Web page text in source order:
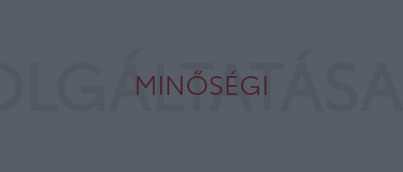
MINŐSÉGI